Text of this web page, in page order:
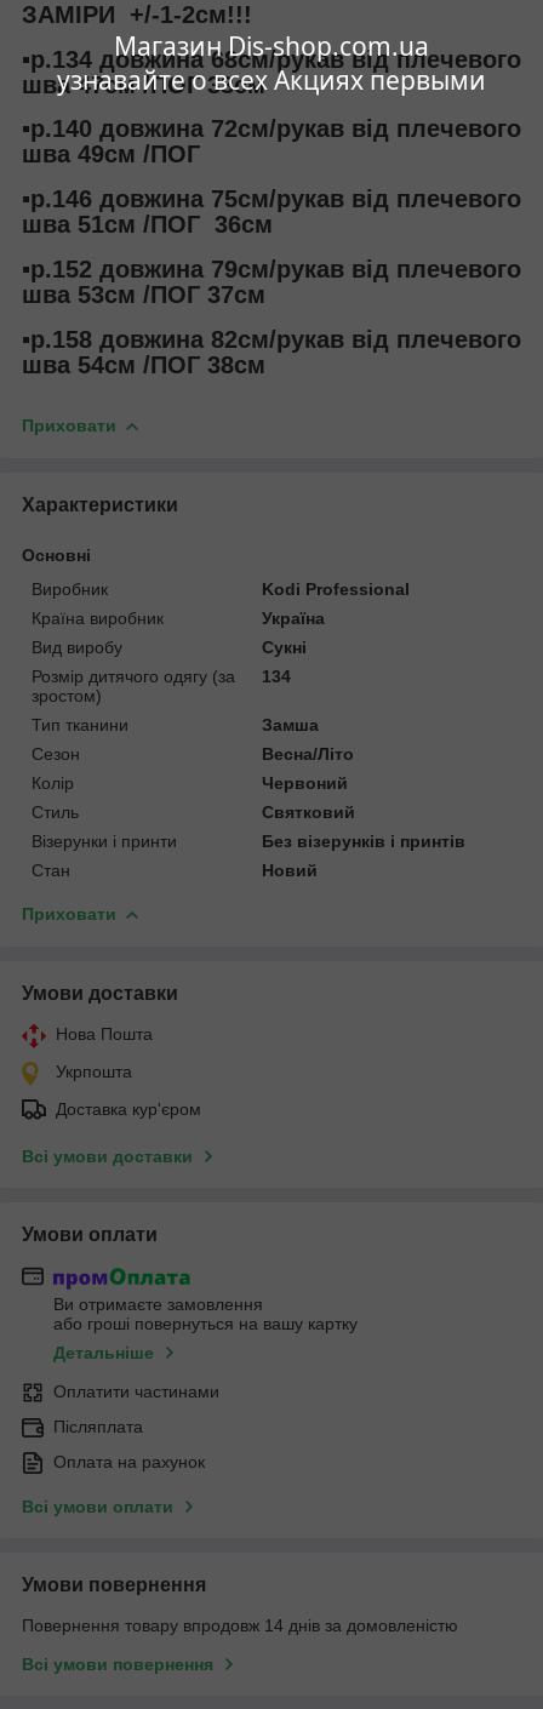
Магазин Dis-shop.com.ua
узнавайте о всех Акциях первыми
ЗАМІРИ +/-1-2см!!!
▪️р.134 довжина 68см/рукав від плечевого
шва 47см /ПОГ 33см
▪️р.140 довжина 72см/рукав від плечевого
шва 49см /ПОГ
▪️р.146 довжина 75см/рукав від плечевого
шва 51см /ПОГ 36см
▪️р.152 довжина 79см/рукав від плечевого
шва 53см /ПОГ 37см
▪️р.158 довжина 82см/рукав від плечевого
шва 54см /ПОГ 38см
Приховати
Характеристики
Основні
Виробник
Kodi Professional
Країна виробник
Україна
Вид виробу
Сукні
Розмір дитячого одягу (за
зростом)
134
Тип тканини
Замша
Сезон
Весна/Літо
Колір
Червоний
Стиль
Святковий
Візерунки і принти
Без візерунків і принтів
Стан
Новий
Приховати
Умови доставки
Нова Пошта
Укрпошта
Доставка кур'єром
Всі умови доставки
Умови оплати
Ви отримаєте замовлення
або гроші повернуться на вашу картку
Детальніше
Оплатити частинами
Післяплата
Оплата на рахунок
Всі умови оплати
Умови повернення
Повернення товару впродовж 14 днів за домовленістю
Всі умови повернення